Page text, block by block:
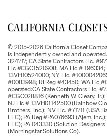
© 2015-2026 California Closet
is independently owned and
324717; CA State Contractors Lic.
Lic #CGC1520908; MA Lic # 196334;
13VH10524000; NY Lic.
#0083998; RI Reg #43450; WA Lic
operated:CA State Contractors Lic.
#CGC028816 (Kenneth W. Cleary,
NJ Lic # 13VH01142500 (Rainbow
Brothers, Inc.); NV Lic. #71711 (USA
LLC); PA Reg #PA076693 (Ajem,
LLC); PA 043330 (Solution
(Morningstar Solutions Co).